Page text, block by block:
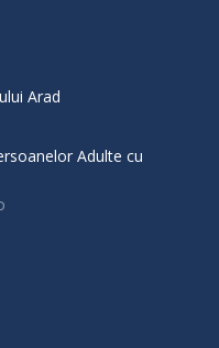
Arad
Adulte cu